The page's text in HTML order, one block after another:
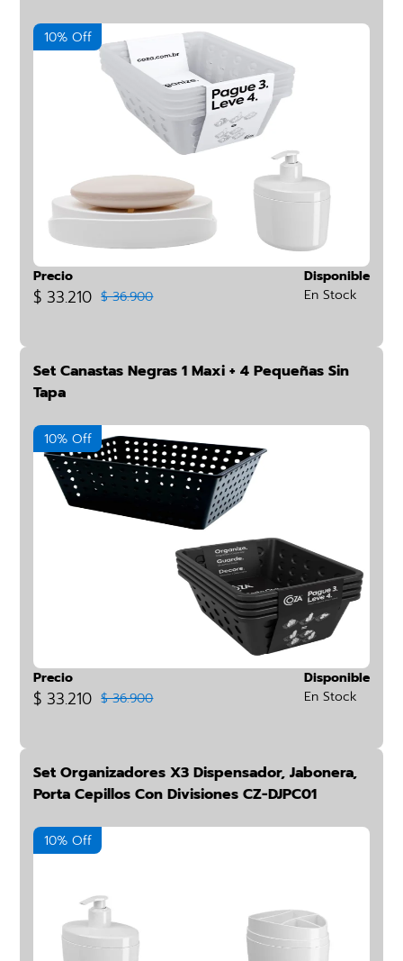
10% Off
Precio
$ 33.210 $ 36.900
Disponible
En Stock
Set Canastas Negras 1 Maxi + 4 Pequeñas Sin
Tapa
10% Off
Precio
$ 33.210 $ 36.900
Disponible
En Stock
Set Organizadores X3 Dispensador, Jabonera,
Porta Cepillos Con Divisiones CZ-DJPC01
10% Off